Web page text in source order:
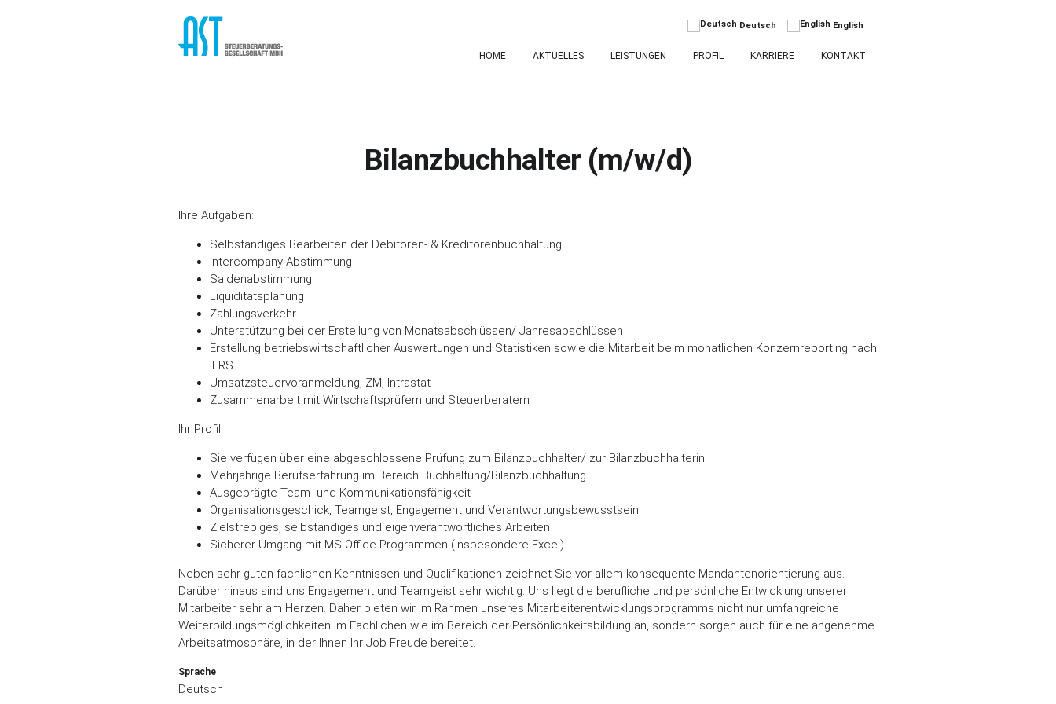
HOME AKTUELLES LEISTUNGEN PROFIL KARRIERE KONTAKT
Deutsch English
Bilanzbuchhalter (m/w/d)
Ihre Aufgaben:
Selbständiges Bearbeiten der Debitoren- & Kreditorenbuchhaltung
Intercompany Abstimmung
Saldenabstimmung
Liquiditätsplanung
Zahlungsverkehr
Unterstützung bei der Erstellung von Monatsabschlüssen/ Jahresabschlüssen
Erstellung betriebswirtschaftlicher Auswertungen und Statistiken sowie die Mitarbeit beim monatlichen Konzernreporting nach
IFRS
Umsatzsteuervoranmeldung, ZM, Intrastat
Zusammenarbeit mit Wirtschaftsprüfern und Steuerberatern
Ihr Profil:
Sie verfügen über eine abgeschlossene Prüfung zum Bilanzbuchhalter/ zur Bilanzbuchhalterin
Mehrjährige Berufserfahrung im Bereich Buchhaltung/Bilanzbuchhaltung
Ausgeprägte Team- und Kommunikationsfähigkeit
Organisationsgeschick, Teamgeist, Engagement und Verantwortungsbewusstsein
Zielstrebiges, selbständiges und eigenverantwortliches Arbeiten
Sicherer Umgang mit MS Office Programmen (insbesondere Excel)
Neben sehr guten fachlichen Kenntnissen und Qualifikationen zeichnet Sie vor allem konsequente Mandantenorientierung aus.
Darüber hinaus sind uns Engagement und Teamgeist sehr wichtig. Uns liegt die berufliche und persönliche Entwicklung unserer
Mitarbeiter sehr am Herzen. Daher bieten wir im Rahmen unseres Mitarbeiterentwicklungsprogramms nicht nur umfangreiche
Weiterbildungsmöglichkeiten im Fachlichen wie im Bereich der Persönlichkeitsbildung an, sondern sorgen auch für eine angenehme
Arbeitsatmosphäre, in der Ihnen Ihr Job Freude bereitet.
Sprache
Deutsch